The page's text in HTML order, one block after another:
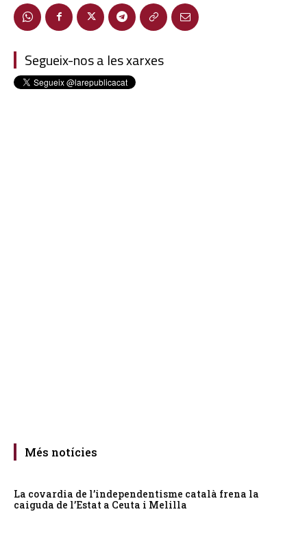
Segueix-nos a les xarxes
Més notícies
La covardia de l’independentisme català frena la
caiguda de l’Estat a Ceuta i Melilla